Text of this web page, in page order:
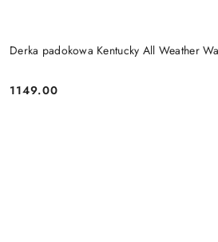
Derka padokowa Kentucky All Weather
Cena:
1149.00